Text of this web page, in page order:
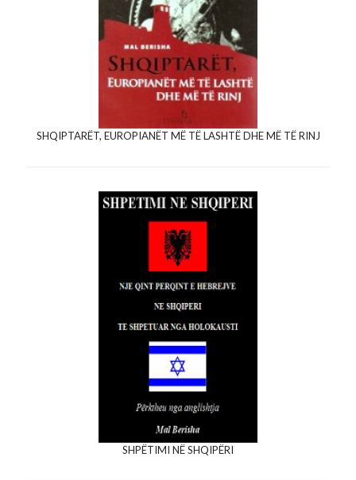
SHQIPTARËT, EUROPIANËT MË TË LASHTË DHE MË TË RINJ
SHPËTIMI NË SHQIPËRI